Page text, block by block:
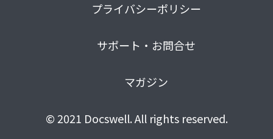
プライバシーポリシー
サポート・お問合せ
マガジン
© 2021 Docswell. All rights reserved.